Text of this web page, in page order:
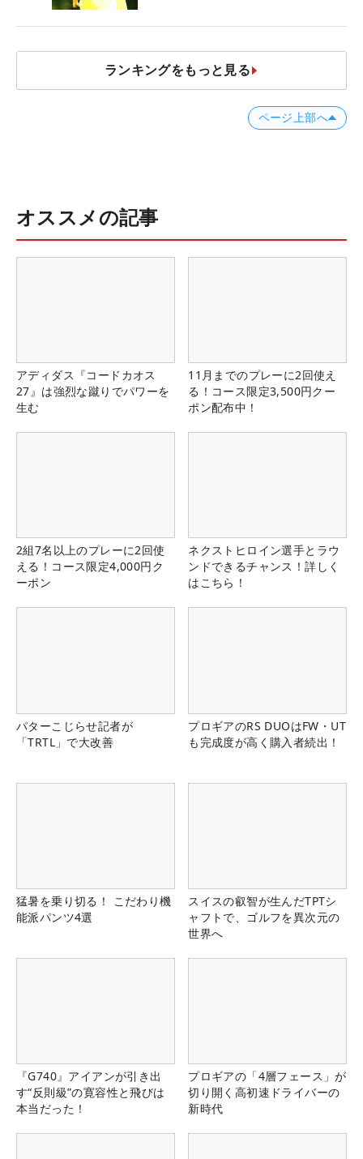
ランキングをもっと見る
ページ上部へ
オススメの記事
アディダス『コードカオス
27』は強烈な蹴りでパワーを
生む
11月までのプレーに2回使え
る！コース限定3,500円クー
ポン配布中！
2組7名以上のプレーに2回使
える！コース限定4,000円ク
ーポン
ネクストヒロイン選手とラウ
ンドできるチャンス！詳しく
はこちら！
パターこじらせ記者が
「TRTL」で大改善
プロギアのRS DUOはFW・UT
も完成度が高く購入者続出！
猛暑を乗り切る！ こだわり機
能派パンツ4選
スイスの叡智が生んだTPTシ
ャフトで、ゴルフを異次元の
世界へ
『G740』アイアンが引き出
す“反則級”の寛容性と飛びは
本当だった！
プロギアの「4層フェース」が
切り開く高初速ドライバーの
新時代